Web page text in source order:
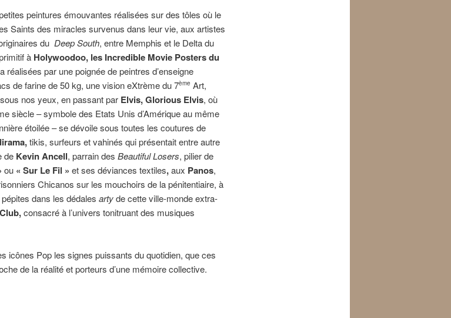
peintures émouvantes réalisées sur des tôles où le
Saints des miracles survenus dans leur vie, aux artistes
du Deep South, entre Memphis et le Delta du
àHolywoodoo, les Incredible Movie Posters du
réalisées par une poignée de peintres d’enseigne
de farine de 50 kg, une vision eXtrème du 7ème Art,
nos yeux, en passant par Elvis, Glorious Elvis, où
siècle – symbole des Etats Unis d’Amérique au même
étoilée – se dévoile sous toutes les coutures de
tikis, surfeurs et vahinés qui présentait entre autre
de Kevin Ancell, parrain des Beautiful Losers, pilier de
ou« Sur Le Fil » et ses déviances textiles,aux Panos,
Chicanos sur les mouchoirs de la pénitentiaire, à
dans les dédales artyde cette ville-monde extra-
consacré à l’univers tonitruant des musiques
icônes Pop les signes puissants du quotidien, que ces
de la réalité et porteurs d’une mémoire collective.